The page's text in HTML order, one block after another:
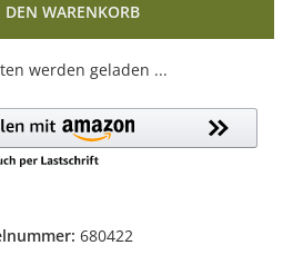
680422
DEN WARENKORB
werden geladen ...